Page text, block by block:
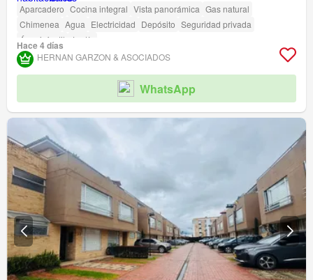
Aparcadero Cocina integral Vista panorámica Gas natural
Chimenea Agua Electricidad Depósito Seguridad privada
Área infantil
Jardín
Hace 4 días
HERNAN GARZON & ASOCIADOS
WhatsApp